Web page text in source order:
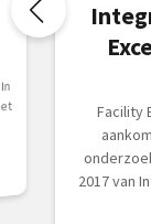
Facility
2017 van